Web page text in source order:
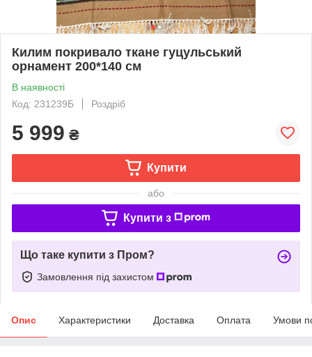
Килим покривало ткане гуцульський
орнамент 200*140 см
В наявності
Код: 231239Б
Роздріб
5 999 ₴
Купити
або
Купити з
Що таке купити з Пром?
Замовлення під захистом
Опис Характеристики Доставка Оплата Умови